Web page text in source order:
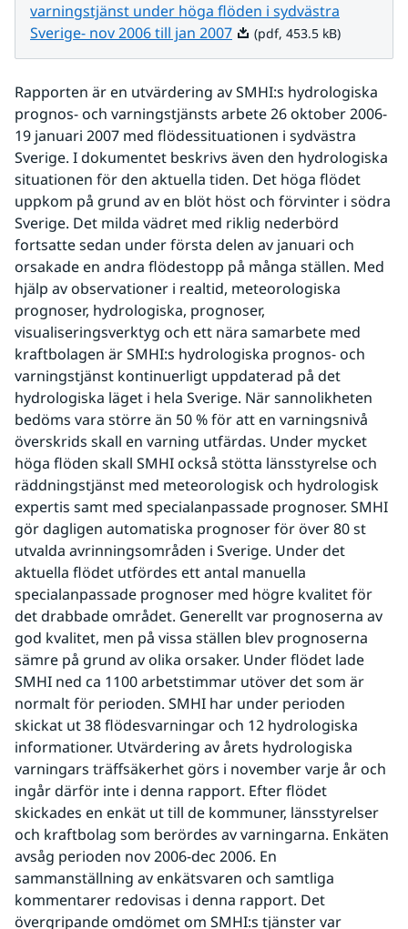
varningstjänst under höga flöden i sydvästra
Sverige- nov 2006 till jan 2007Pdf, 453.5 kB.
(pdf, 453.5 kB)
Rapporten är en utvärdering av SMHI:s hydrologiska
prognos- och varningstjänsts arbete 26 oktober 2006-
19 januari 2007 med flödessituationen i sydvästra
Sverige. I dokumentet beskrivs även den hydrologiska
situationen för den aktuella tiden. Det höga flödet
uppkom på grund av en blöt höst och förvinter i södra
Sverige. Det milda vädret med riklig nederbörd
fortsatte sedan under första delen av januari och
orsakade en andra flödestopp på många ställen. Med
hjälp av observationer i realtid, meteorologiska
prognoser, hydrologiska, prognoser,
visualiseringsverktyg och ett nära samarbete med
kraftbolagen är SMHI:s hydrologiska prognos- och
varningstjänst kontinuerligt uppdaterad på det
hydrologiska läget i hela Sverige. När sannolikheten
bedöms vara större än 50 % för att en varningsnivå
överskrids skall en varning utfärdas. Under mycket
höga flöden skall SMHI också stötta länsstyrelse och
räddningstjänst med meteorologisk och hydrologisk
expertis samt med specialanpassade prognoser. SMHI
gör dagligen automatiska prognoser för över 80 st
utvalda avrinningsområden i Sverige. Under det
aktuella flödet utfördes ett antal manuella
specialanpassade prognoser med högre kvalitet för
det drabbade området. Generellt var prognoserna av
god kvalitet, men på vissa ställen blev prognoserna
sämre på grund av olika orsaker. Under flödet lade
SMHI ned ca 1100 arbetstimmar utöver det som är
normalt för perioden. SMHI har under perioden
skickat ut 38 flödesvarningar och 12 hydrologiska
informationer. Utvärdering av årets hydrologiska
varningars träffsäkerhet görs i november varje år och
ingår därför inte i denna rapport. Efter flödet
skickades en enkät ut till de kommuner, länsstyrelser
och kraftbolag som berördes av varningarna. Enkäten
avsåg perioden nov 2006-dec 2006. En
sammanställning av enkätsvaren och samtliga
kommentarer redovisas i denna rapport. Det
övergripande omdömet om SMHI:s tjänster var